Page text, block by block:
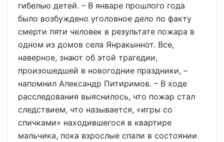
гибелью детей. – В январе прошлого года
было возбуждено уголовное дело по факту
смерти пяти человек в результате пожара в
одном из домов села Янракыннот. Все,
наверное, знают об этой трагедии,
произошедшей в новогодние праздники, –
напомнил Александр Питиримов. – В ходе
расследования выяснилось, что пожар стал
следствием, что называется, «игры со
спичками» находившегося в квартире
мальчика, пока взрослые спали в состоянии